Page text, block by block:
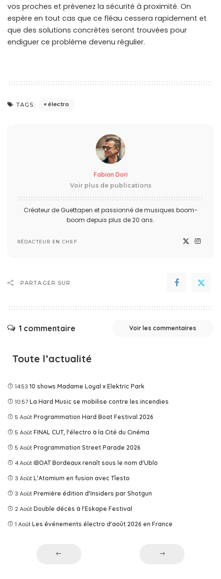
vos proches et prévenez la sécurité à proximité. On
espère en tout cas que ce fléau cessera rapidement et
que des solutions concrètes seront trouvées pour
endiguer ce problème devenu régulier.
TAGS: électro
Fabian Dori
Voir plus de publications
Créateur de Guettapen et passionné de musiques boom-
boom depuis plus de 20 ans.
RÉDACTEUR EN CHEF
PARTAGER SUR
1 commentaire Voir les commentaires
Toute l’actualité
14:53 10 shows Madame Loyal x Elektric Park
10:57 La Hard Music se mobilise contre les incendies
5 Août Programmation Hard Boat Festival 2026
5 Août FINAL CUT, l'électro à la Cité du Cinéma
5 Août Programmation Street Parade 2026
4 Août IBOAT Bordeaux renaît sous le nom d'Ublo
3 Août L’Atomium en fusion avec Tîesto
3 Août Première édition d'Insiders par Shotgun
2 Août Double décès à l'Eskape Festival
1 Août Les événements électro d'août 2026 en France